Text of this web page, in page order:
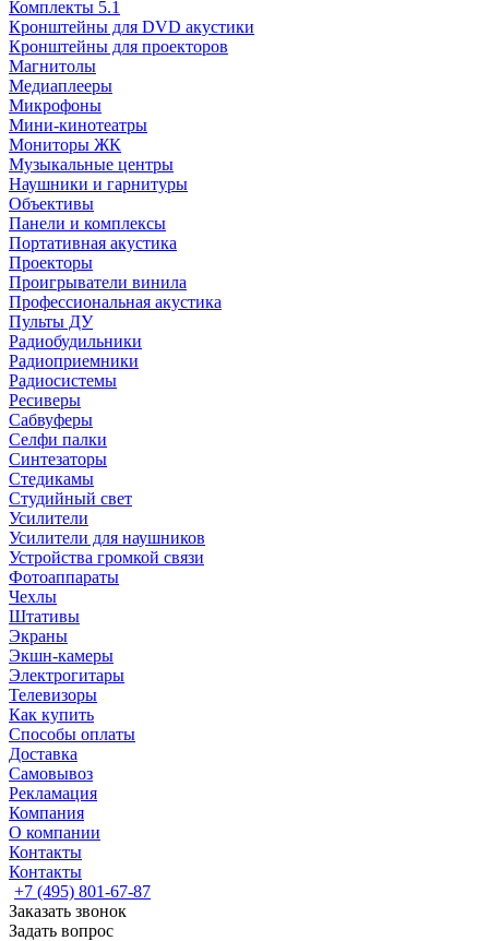
Комплекты 5.1
Кронштейны для DVD акустики
Кронштейны для проекторов
Магнитолы
Медиаплееры
Микрофоны
Мини-кинотеатры
Мониторы ЖК
Музыкальные центры
Наушники и гарнитуры
Объективы
Панели и комплексы
Портативная акустика
Проекторы
Проигрыватели винила
Профессиональная акустика
Пульты ДУ
Радиобудильники
Радиоприемники
Радиосистемы
Ресиверы
Сабвуферы
Селфи палки
Синтезаторы
Стедикамы
Студийный свет
Усилители
Усилители для наушников
Устройства громкой связи
Фотоаппараты
Чехлы
Штативы
Экраны
Экшн-камеры
Электрогитары
Телевизоры
Как купить
Способы оплаты
Доставка
Самовывоз
Рекламация
Компания
О компании
Контакты
Контакты
+7 (495) 801-67-87
Заказать звонок
Задать вопрос